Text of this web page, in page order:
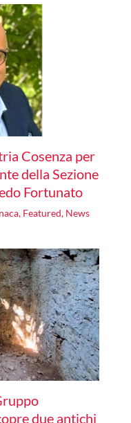
Cosenza per
della Sezione
Fortunato
, Featured, News
due antichi